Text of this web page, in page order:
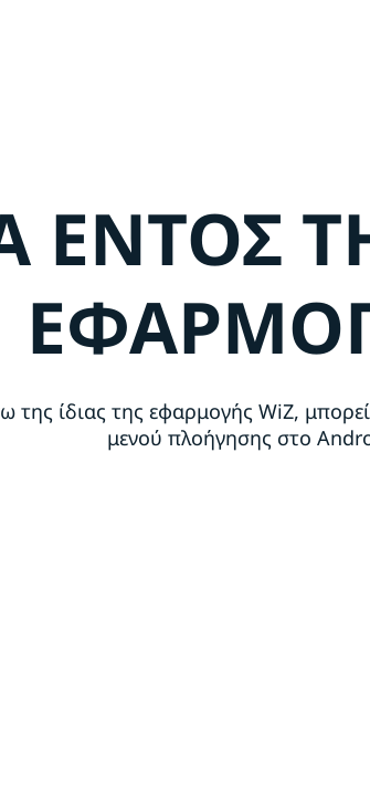
ΕΝΤΟΣ
της ίδιας της εφαρμογής WiZ,
μενού πλοήγησης στο